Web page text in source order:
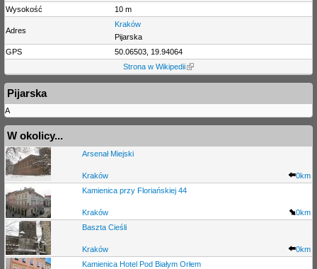
Wysokość
10 m
Adres
Kraków
Pijarska
GPS
50.06503, 19.94064
Strona w Wikipedii
Pijarska
A
W okolicy...
Arsenał Miejski
Kraków
0km
Kamienica przy Floriańskiej 44
Kraków
0km
Baszta Cieśli
Kraków
0km
Kamienica Hotel Pod Białym Orłem